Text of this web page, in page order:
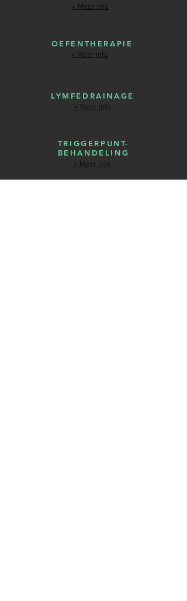
> Meer info
> Meer info
OEFENTHERAPIE
LYMFEDRAINAGE
> Meer info
> Meer info
TRIGGERPUNT-
BEHANDELING